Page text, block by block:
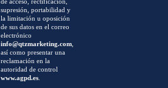
supresión, portabilidad y
la limitación u oposición
de sus datos en el correo
electrónico
info@qtzmarketing.com,
así como presentar una
reclamación en la
autoridad de control
www.agpd.es.